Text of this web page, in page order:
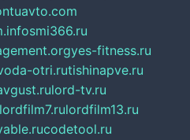
smi366.ru
yes-fitness.ru
otri.rutishinapve.ru
lord-tv.ru
lordfilm7.rulordfilm13.ru
codetool.ru